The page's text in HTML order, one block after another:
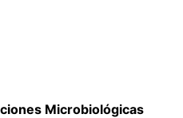
Microbiológicas